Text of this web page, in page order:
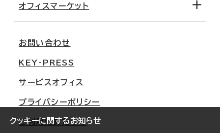
クッキーに関するお知らせ
移転コストシミュレーション
移転スケジュール
オフィス移転Q&A
オフィスマーケット
大阪
名古屋
札幌
仙台
お問い合わせ
KEY-PRESS
サービスオフィス
プライバシーポリシー
ご利用にあたって